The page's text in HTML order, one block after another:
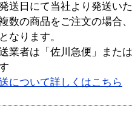
送日にて当社より発送い
数の商品をご注文の場合
なります。
業者は「佐川急便」また
について詳しくはこちら